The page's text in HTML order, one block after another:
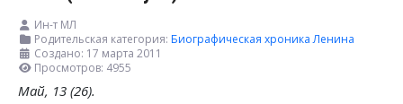
Ин-т МЛ
Родительская категория: Биографическая хроника Ленина
Создано: 17 марта 2011
Просмотров: 4955
Май, 13 (26).